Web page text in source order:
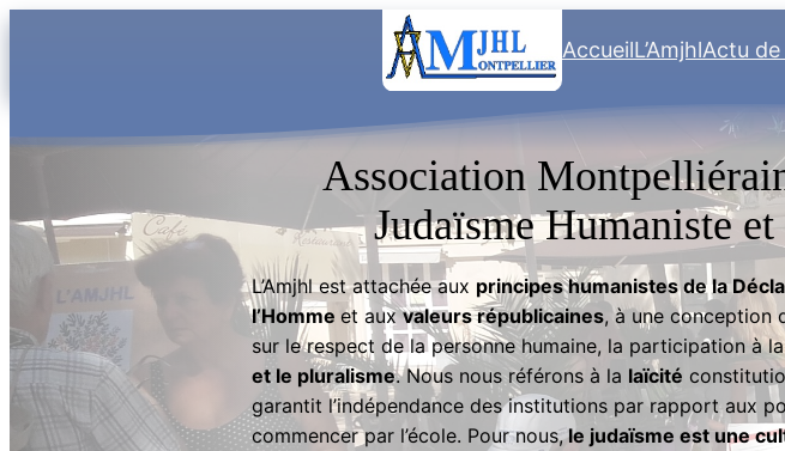
AccueilL’AmjhlActu de
Association
Judaïsme Humaniste
L’Amjhl est attachée aux principes humanistes de la
l’Homme et auxvaleurs républicaines, à une conception
sur le respect de la personne humaine, la participation à
et le pluralisme. Nous nous référons à la laïcité
garantit l’indépendance des institutions par rapport aux
commencer par l’école. Pour nous,le judaïsme est une